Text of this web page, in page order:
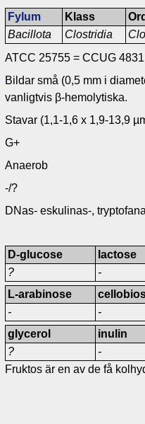
Fylum
Bacillota
Klass
Clostridia
ATCC 25755 = CCUG
Bildar små (0,5 mm i
vanligtvis β-hemolytiska.
Stavar (1,1-1,6 x 1,9-13,9
G+
Anaerob
-/?
DNas- eskulinas-,
D-glucose
?
lactose
-
L-arabinose
-
-
glycerol
?
inulin
-
Fruktos är en av de få